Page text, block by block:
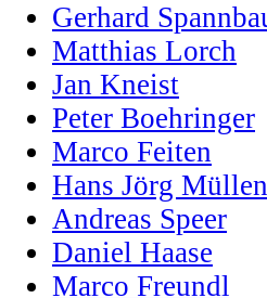
Gerhard
Matthias Lorch
Jan Kneist
Peter Boehringer
Marco Feiten
Hans Jörg
Andreas Speer
Daniel Haase
Marco Freundl